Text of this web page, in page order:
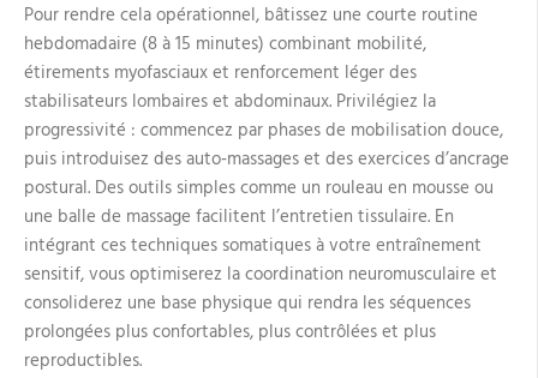
Pour rendre cela opérationnel, bâtissez une courte routine
hebdomadaire (8 à 15 minutes) combinant mobilité,
étirements myofasciaux et renforcement léger des
stabilisateurs lombaires et abdominaux. Privilégiez la
progressivité : commencez par phases de mobilisation douce,
puis introduisez des auto‑massages et des exercices d’ancrage
postural. Des outils simples comme un rouleau en mousse ou
une balle de massage facilitent l’entretien tissulaire. En
intégrant ces techniques somatiques à votre entraînement
sensitif, vous optimiserez la coordination neuromusculaire et
consoliderez une base physique qui rendra les séquences
prolongées plus confortables, plus contrôlées et plus
reproductibles.